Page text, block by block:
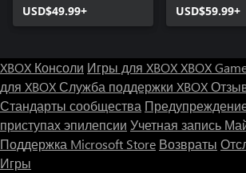
USD$49.99+ USD$59.99+
XBOX Консоли Игры для XBOXXBOX
для XBOXСлужба поддержки XBOX
Стандарты сообщества
приступах эпилепсии Учетная запись
Поддержка Microsoft Store Возвраты
Игры